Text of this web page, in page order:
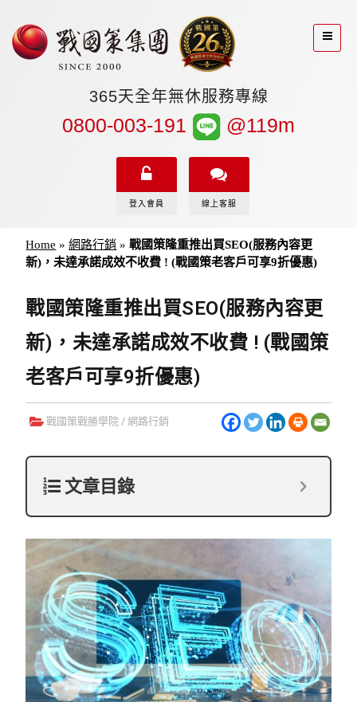
365天全年無休服務專線
0800-003-191 @119m
登入會員 線上客服
Home »網路行銷 »戰國策隆重推出買SEO(服務內容更
新)，未達承諾成效不收費 ! (戰國策老客戶可享9折優惠)
戰國策隆重推出買SEO(服務內容更
新)，未達承諾成效不收費 ! (戰國策
老客戶可享9折優惠)
戰國策戰勝學院 /網路行銷
文章目錄